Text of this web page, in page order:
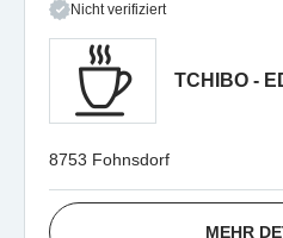
Nicht verifiziert
TCHIBO -
8753 Fohnsdorf
MEHR